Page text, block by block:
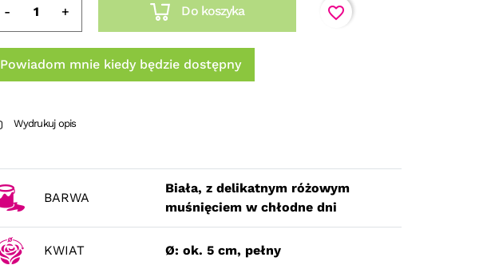
Do koszyka
- + favorite_border
Powiadom mnie kiedy będzie dostępny
Wydrukuj opis
BARWA
Biała, z delikatnym różowym
muśnięciem w chłodne dni
KWIAT Ø: ok. 5 cm, pełny